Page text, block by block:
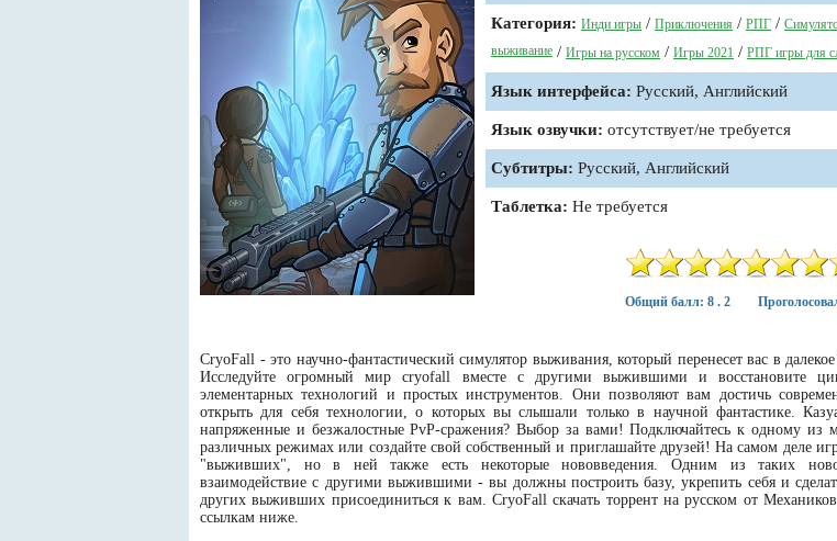
Категория: Инди игры / Приключения / РПГ /
выживание / Игры на русском / Игры 2021 / РПГ игры для
Язык интерфейса: Русский, Английский
Язык озвучки: отсутствует/не требуется
Субтитры: Русский, Английский
Таблетка: Не требуется
Общий балл: 8 . 2
CryoFall - это научно-фантастический симулятор выживания, который перенесет вас в
Исследуйте огромный мир cryofall вместе с другими выжившими и восстановите
элементарных технологий и простых инструментов. Они позволяют вам достичь
открыть для себя технологии, о которых вы слышали только в научной фантастике.
напряженные и безжалостные PvP-сражения? Выбор за вами! Подключайтесь к одному из
различных режимах или создайте свой собственный и приглашайте друзей! На самом деле
"выживших", но в ней также есть некоторые нововведения. Одним из таких
взаимодействие с другими выжившими - вы должны построить базу, укрепить себя и
других выживших присоединиться к вам. CryoFall скачать торрент на русском от
ссылкам ниже.